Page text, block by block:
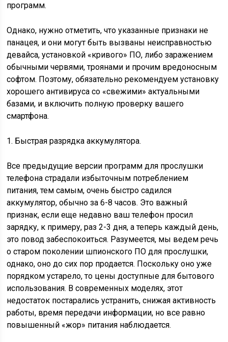
программ.
Однако, нужно отметить, что указанные признаки не
панацея, и они могут быть вызваны неисправностью
девайса, установкой «кривого» ПО, либо заражением
обычными червями, троянами и прочим вредоносным
софтом. Поэтому, обязательно рекомендуем установку
хорошего антивируса со «свежими» актуальными
базами, и включить полную проверку вашего
смартфона.
1. Быстрая разрядка аккумулятора.
Все предыдущие версии программ для прослушки
телефона страдали избыточным потреблением
питания, тем самым, очень быстро садился
аккумулятор, обычно за 6-8 часов. Это важный
признак, если еще недавно ваш телефон просил
зарядку, к примеру, раз 2-3 дня, а теперь каждый день,
это повод забеспокоиться. Разумеется, мы ведем речь
о старом поколении шпионского ПО для прослушки,
однако, оно до сих пор продается. Поскольку оно уже
порядком устарело, то цены доступные для бытового
использования. В современных моделях, этот
недостаток постарались устранить, снижая активность
работы, время передачи информации, но все равно
повышенный «жор» питания наблюдается.